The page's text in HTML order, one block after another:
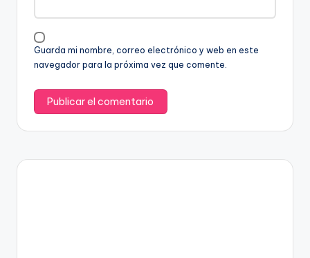
Guarda mi nombre, correo electrónico y web en este
navegador para la próxima vez que comente.